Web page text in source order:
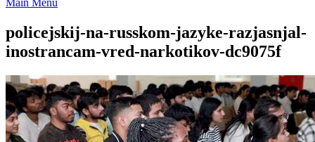
Main Menu
policejskij-na-russkom-jazyke-razjasnjal-
inostrancam-vred-narkotikov-dc9075f